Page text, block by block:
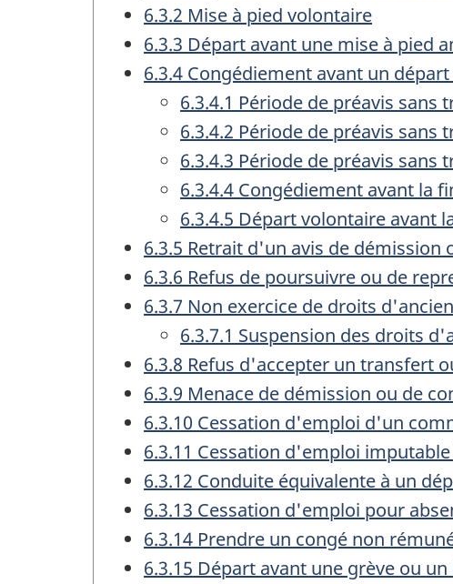
6.3.2 Mise à pied volontaire
6.3.3 Départ avant une mise à pied
6.3.4 Congédiement avant un
6.3.4.1 Période de préavis sans
6.3.4.2 Période de préavis sans
6.3.4.3 Période de préavis
6.3.4.4 Congédiement avant la
6.3.4.5 Départ volontaire avant
6.3.5 Retrait d'un avis de démission
6.3.6 Refus de poursuivre ou de
6.3.7 Non exercice de droits
6.3.7.1 Suspension des droits
6.3.8 Refus d'accepter un transfert
6.3.9 Menace de démission ou de
6.3.10 Cessation d'emploi d'un
6.3.11 Cessation d'emploi
6.3.12 Conduite équivalente à un
6.3.13 Cessation d'emploi pour
6.3.14 Prendre un congé non
6.3.15 Départ avant une grève ou